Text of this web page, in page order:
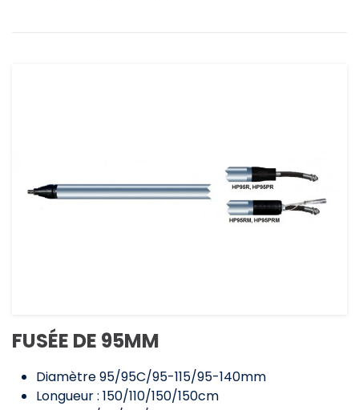
FUSÉE DE 95MM
Diamètre 95/95C/95-115/95-140mm
Longueur : 150/110/150/150cm